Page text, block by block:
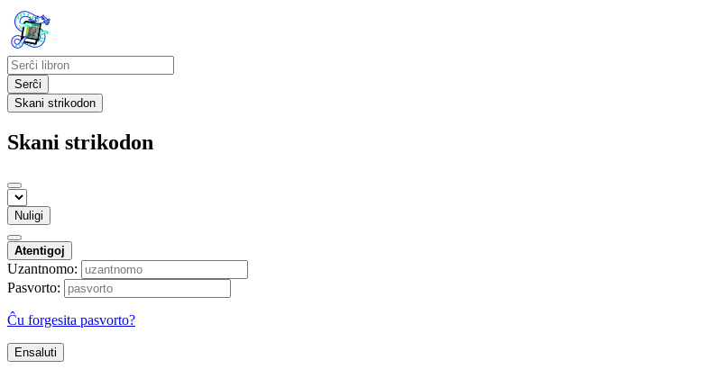
Serĉi
Skani strikodon
Skani strikodon
Nuligi
Atentigoj
Uzantnomo:
Pasvorto:
Ĉu forgesita pasvorto?
Ensaluti